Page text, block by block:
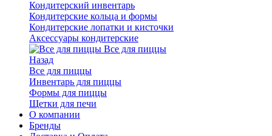
Кондитерский инвентарь
Кондитерские кольца и формы
Кондитерские лопатки и кисточки
Аксессуары кондитерские
Все для пиццы
Назад
Все для пиццы
Инвентарь для пиццы
Формы для пиццы
Щетки для печи
О компании
Бренды